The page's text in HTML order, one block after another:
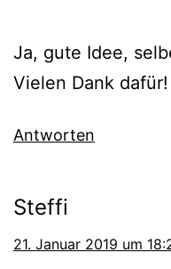
Ja, gute Idee,
Vielen Dank dafür!
Antworten
Steffi
21. Januar 2019 um